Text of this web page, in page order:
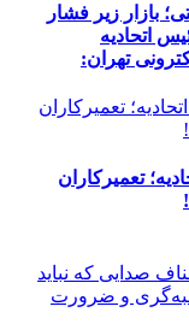
بازار زیر فشار
اتحادیه
تهران:
تعمیرکاران